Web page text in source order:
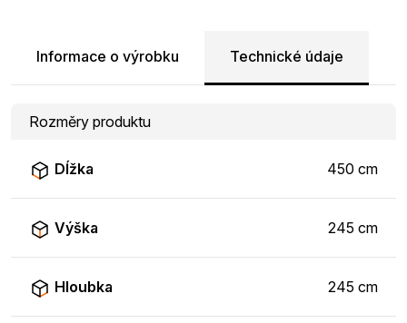
Informace o výrobku Technické údaje
Rozměry produktu
Dĺžka 450 cm
Výška 245 cm
Hloubka 245 cm